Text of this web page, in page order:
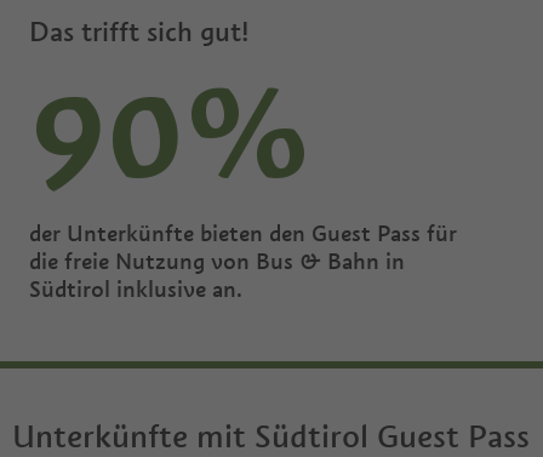
Das trifft sich gut!
90%
der Unterkünfte bieten den Guest Pass für
die freie Nutzung von Bus & Bahn in
Südtirol inklusive an.
Unterkünfte mit Südtirol Guest Pass